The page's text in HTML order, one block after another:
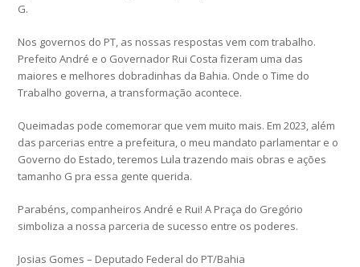
G.
Nos governos do PT, as nossas respostas vem com trabalho.
Prefeito André e o Governador Rui Costa fizeram uma das
maiores e melhores dobradinhas da Bahia. Onde o Time do
Trabalho governa, a transformação acontece.
Queimadas pode comemorar que vem muito mais. Em 2023, além
das parcerias entre a prefeitura, o meu mandato parlamentar e o
Governo do Estado, teremos Lula trazendo mais obras e ações
tamanho G pra essa gente querida.
Parabéns, companheiros André e Rui! A Praça do Gregório
simboliza a nossa parceria de sucesso entre os poderes.
Josias Gomes – Deputado Federal do PT/Bahia